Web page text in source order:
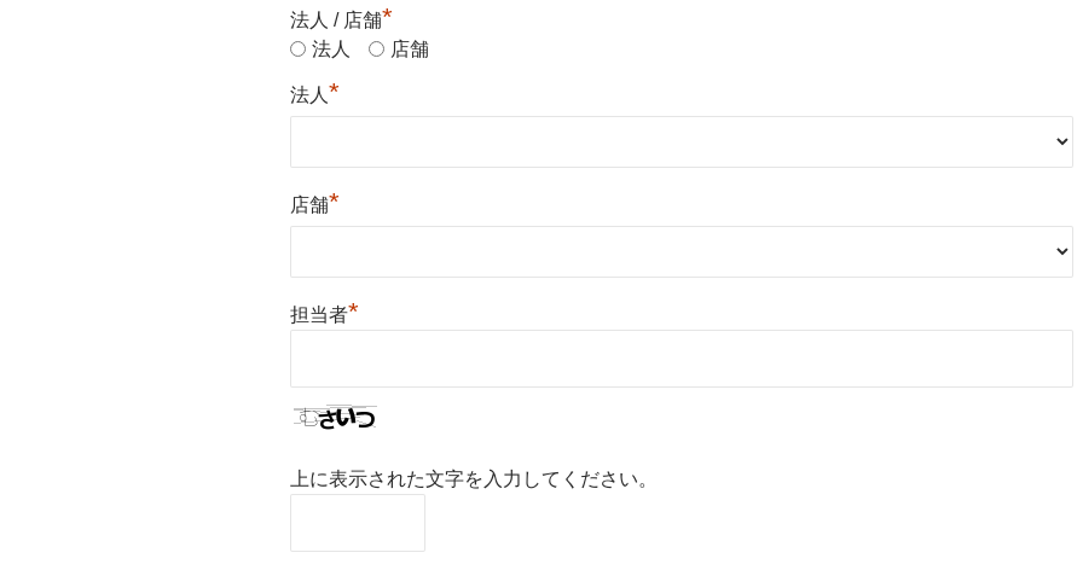
法人 / 店舗*
法人 店舗
法人 *
店舗*
担当者*
上に表示された文字を入力してください。